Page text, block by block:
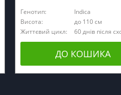
Генотип:
Indica
Висота:
до 110 см
Життєвий цикл:
60 днів після
ДО КОШИКА